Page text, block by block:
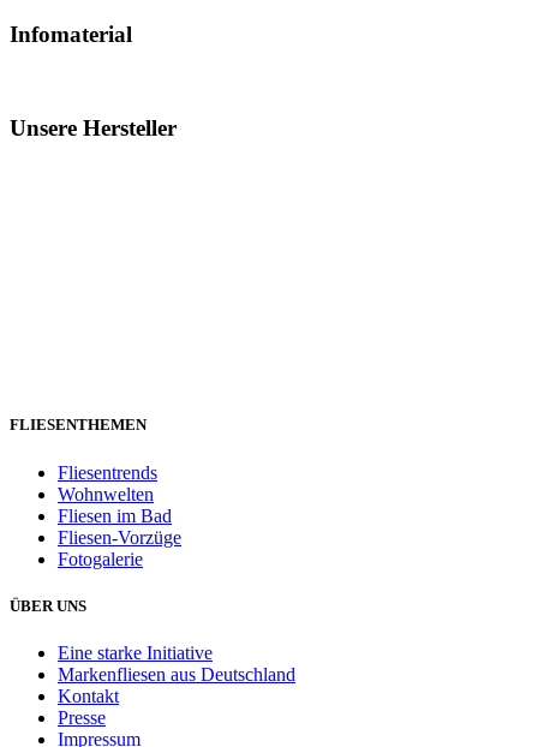
Infomaterial
Unsere Hersteller
FLIESENTHEMEN
Fliesentrends
Wohnwelten
Fliesen im Bad
Fliesen-Vorzüge
Fotogalerie
ÜBER UNS
Eine starke Initiative
Markenfliesen aus Deutschland
Kontakt
Presse
Impressum